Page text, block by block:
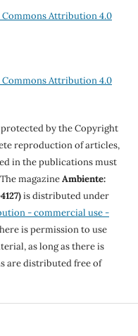
Commons Attribution 4.0
Commons Attribution 4.0
by the Copyright
reproduction of articles,
in the publications must
magazineAmbiente:
is distributed under
- commercial use -
is permission to use
as long as there is
are distributed free of